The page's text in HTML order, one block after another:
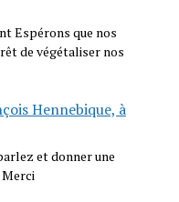
Espérons que nos
de végétaliser nos
Hennebique, à
et donner une